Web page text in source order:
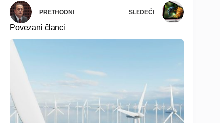
PRETHODNI SLEDEĆI
Povezani članci